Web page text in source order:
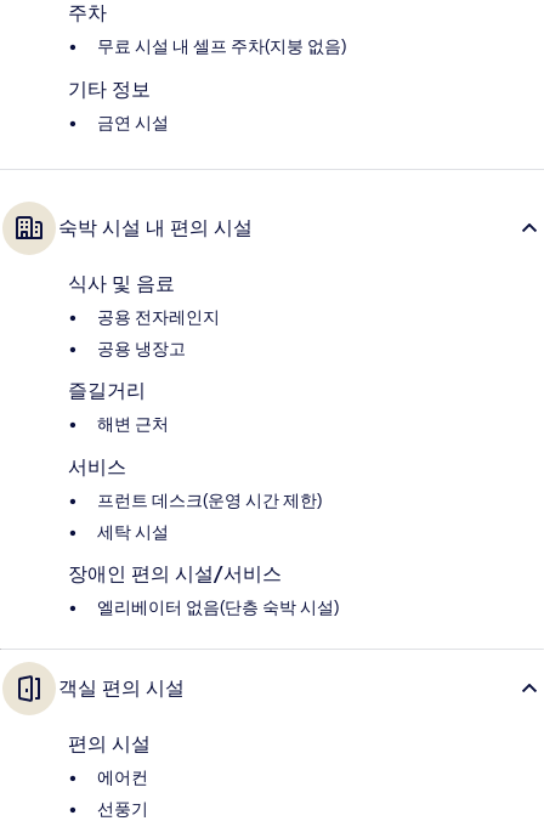
주차
무료 시설 내 셀프 주차(지붕 없음)
기타 정보
금연 시설
숙박 시설 내 편의 시설
식사 및 음료
공용 전자레인지
공용 냉장고
즐길거리
해변 근처
서비스
프런트 데스크(운영 시간 제한)
세탁 시설
장애인 편의 시설/서비스
엘리베이터 없음(단층 숙박 시설)
객실 편의 시설
편의 시설
에어컨
선풍기